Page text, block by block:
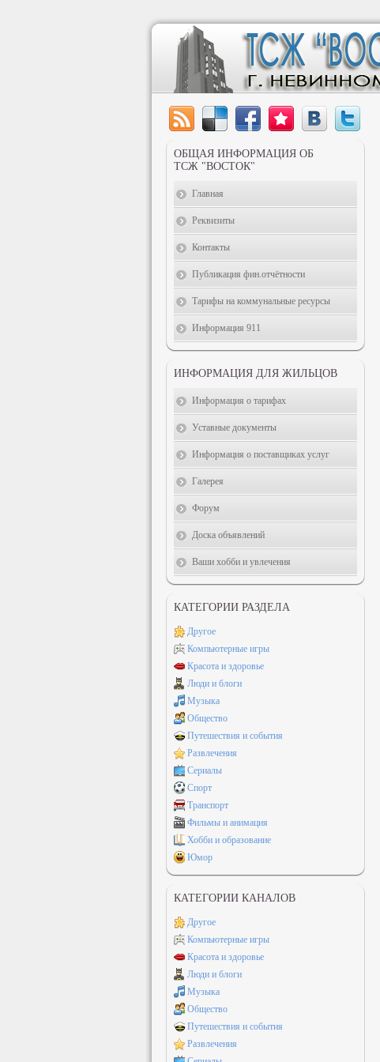
ОБЩАЯ ИНФОРМАЦИЯ ОБ
ТСЖ "ВОСТОК"
Главная
Реквизиты
Контакты
Публикация фин.отчётности
Тарифы на коммунальные ресурсы
Информация 911
ИНФОРМАЦИЯ ДЛЯ ЖИЛЬЦОВ
Информация о тарифах
Уставные документы
Информация о поставщиках услуг
Галерея
Форум
Доска объявлений
Ваши хобби и увлечения
КАТЕГОРИИ РАЗДЕЛА
Другое
Компьютерные игры
Красота и здоровье
Люди и блоги
Музыка
Общество
Путешествия и события
Развлечения
Сериалы
Спорт
Транспорт
Фильмы и анимация
Хобби и образование
Юмор
КАТЕГОРИИ КАНАЛОВ
Другое
Компьютерные игры
Красота и здоровье
Люди и блоги
Музыка
Общество
Путешествия и события
Развлечения